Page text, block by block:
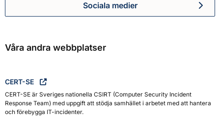
Myndigheten för civilt
Sociala medier
Våra andra webbplatser
CERT-SE
CERT-SE är Sveriges nationella CSIRT (Computer Security Incident
Response Team) med uppgift att stödja samhället i arbetet med att hantera
och förebygga IT-incidenter.